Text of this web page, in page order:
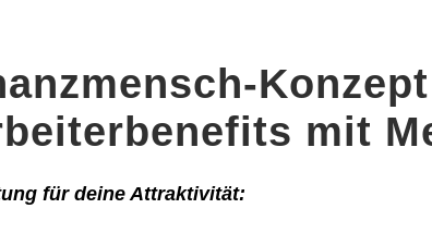
mit
für deine Attraktivität: